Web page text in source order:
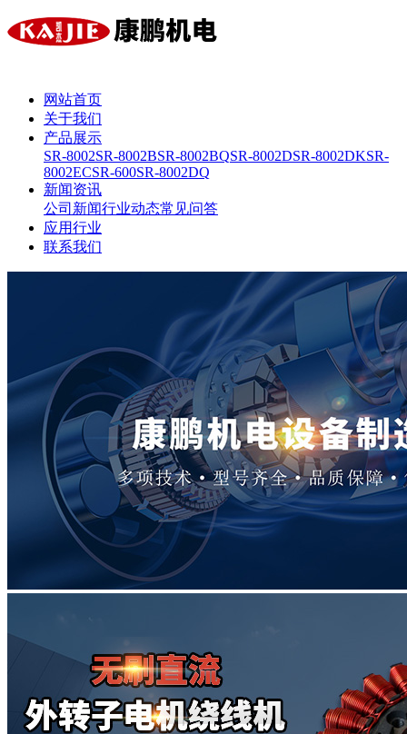
网站首页
关于我们
产品展示
SR-8002SR-8002BSR-8002BQSR-8002DSR-8002DKSR-
8002ECSR-600SR-8002DQ
新闻资讯
公司新闻行业动态常见问答
应用行业
联系我们